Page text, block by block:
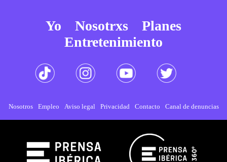
Yo Nosotrxs
Planes
Entretenimiento
Nosotros Empleo Aviso legal Privacidad Contacto Canal de denuncias